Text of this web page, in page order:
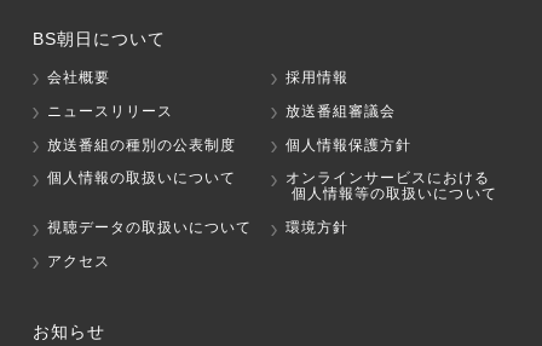
BS朝日について
会社概要
採用情報
ニュースリリース
放送番組審議会
放送番組の種別の公表制度
個人情報保護方針
個人情報の取扱いについて
オンラインサービスにおける
個人情報等の取扱いについて
視聴データの取扱いについて
環境方針
アクセス
お知らせ